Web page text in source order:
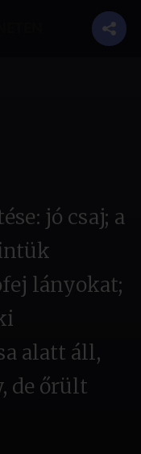
jó csaj; a
lányokat;
alatt áll,
de őrült